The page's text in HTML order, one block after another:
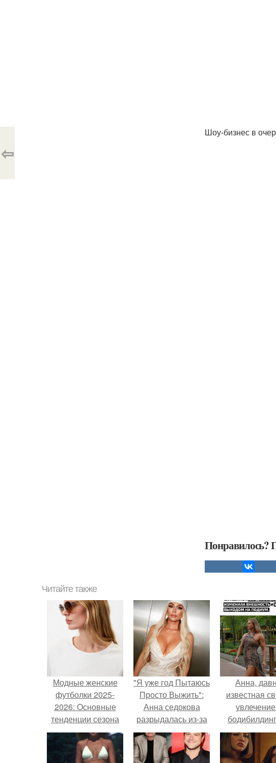
Шоу-бизнес в
Понравилось?
⇦
Читайте также
Модные женские
футболки 2025-
2026: Основные
тенденции сезона
"Я уже год Пытаюсь
Просто Выжить":
Анна седокова
разрыдалась из-за
жесткой травли и
проклятий в сети.
Анна,
известная
впервые
попробовала
в роли